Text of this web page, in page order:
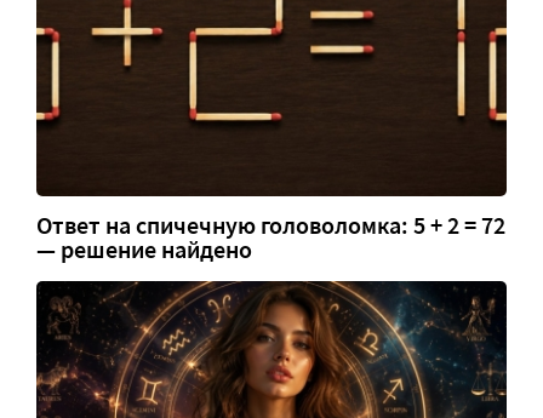
Ответ на спичечную головоломка: 5 + 2 = 72
— решение найдено